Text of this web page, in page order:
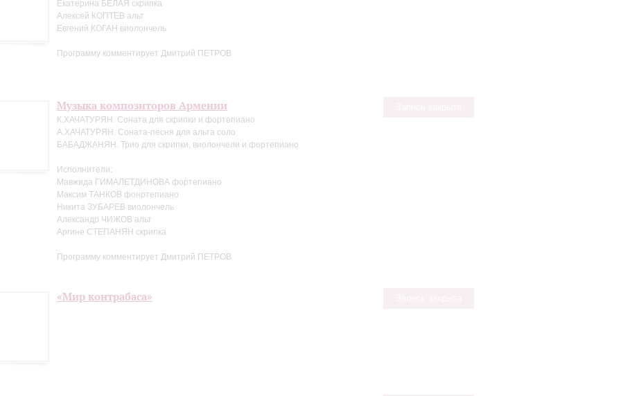
Екатерина БЕЛАЯ скрипка
Алексей КОПТЕВ альт
Евгений КОГАН виолончель
Программу комментирует Дмитрий ПЕТРОВ
Музыка композиторов Армении
К.ХАЧАТУРЯН. Соната для скрипки и фортепиано
А.ХАЧАТУРЯН. Соната-песня для альта соло
БАБАДЖАНЯН. Трио для скрипки, виолончели и фортепиано
Исполнители:
Мавжида ГИМАЛЕТДИНОВА фортепиано
Максим ТАНКОВ фонртепиано
Никита ЗУБАРЕВ виолончель
Александр ЧИЖОВ альт
Аргине СТЕПАНЯН скрипка
Программу комментирует Дмитрий ПЕТРОВ
«Мир контрабаса»